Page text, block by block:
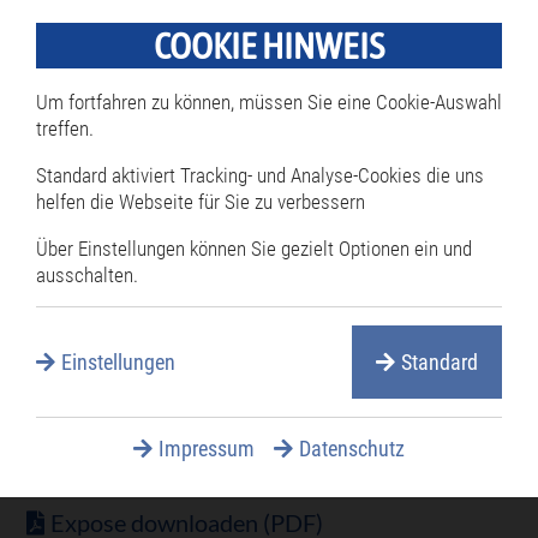
Ausstattung auf Anfrage.
Weitere Informationen zum
www.inwo-bau.de
Expose downloaden (PDF)
COOKIE HINWEIS
Um fortfahren zu können, müssen Sie eine Cookie-Auswahl
treffen.
Standard aktiviert Tracking- und Analyse-Cookies die uns
helfen die Webseite für Sie zu verbessern
Über Einstellungen können Sie gezielt Optionen ein und
ausschalten.
Einstellungen Standard
Impressum Datenschutz